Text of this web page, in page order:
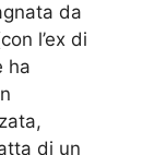
da
l’ex di
ha
di un